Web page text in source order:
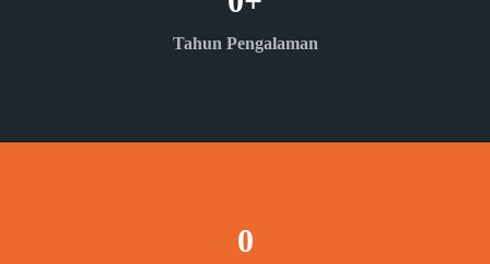
Tahun Pengalaman
0